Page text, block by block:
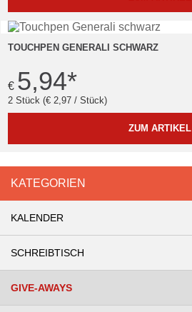
TOUCHPEN GENERALI SCHWARZ
€ 5,94*
2 Stück (€ 2,97 / Stück)
ZUM ARTIKEL
KATEGORIEN
KALENDER
SCHREIBTISCH
GIVE-AWAYS